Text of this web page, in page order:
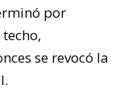
por
se revocó la